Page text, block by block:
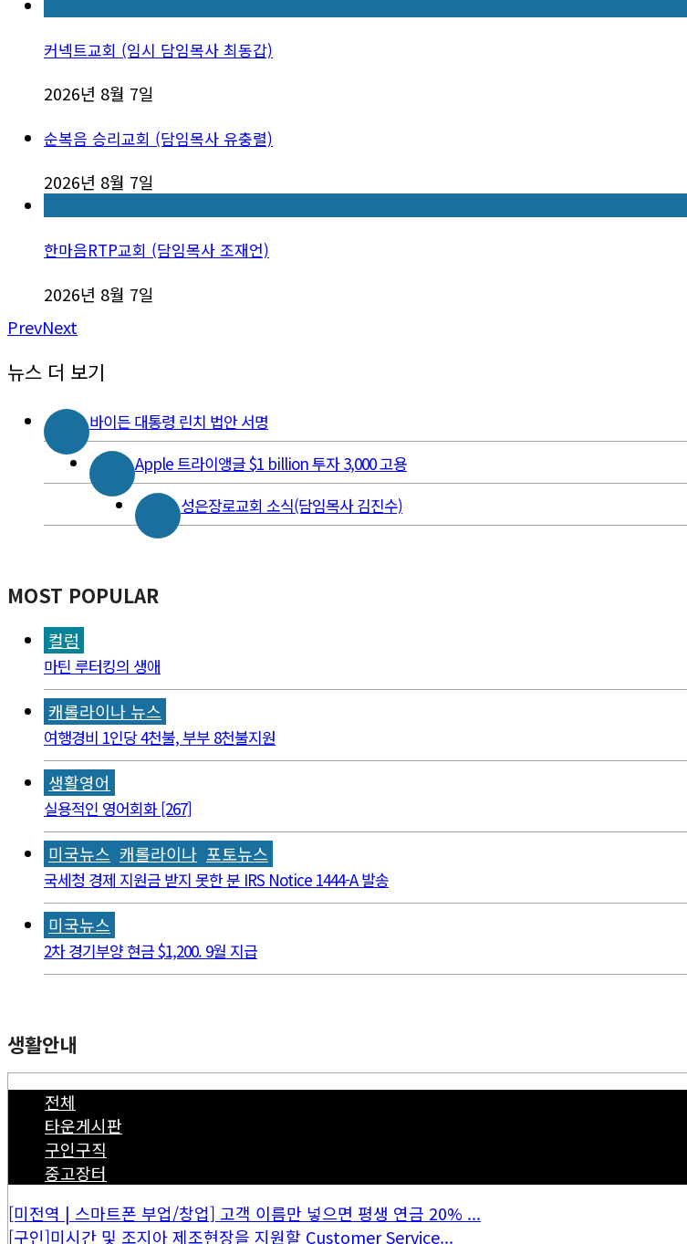
커넥트교회 (임시 담임목사 최동갑)
2026년 8월 7일
순복음 승리교회 (담임목사 유충렬)
2026년 8월 7일
한마음RTP교회 (담임목사 조재언)
2026년 8월 7일
PrevNext
뉴스 더 보기
바이든 대통령 린치 법안 서명
Apple 트라이앵글 $1 billion 투자 3,000 고용
성은장로교회 소식(담임목사 김진수)
MOST POPULAR
컬럼
마틴 루터킹의 생애
캐롤라이나 뉴스
여행경비 1인당 4천불, 부부 8천불지원
생활영어
실용적인 영어회화 [267]
미국뉴스 캐롤라이나 포토뉴스
국세청 경제 지원금 받지 못한 분 IRS Notice 1444-A 발송
미국뉴스
2차 경기부양 현금 $1,200. 9월 지급
생활안내
전체
타운게시판
구인구직
중고장터
[미전역 | 스마트폰 부업/창업] 고객 이름만 넣으면 평생 연금 20% ...
[구인]미시간 및 조지아 제조현장을 지원할 Customer Service...